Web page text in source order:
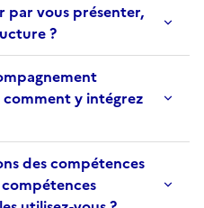
par vous présenter,
?
comment y intégrez
des compétences